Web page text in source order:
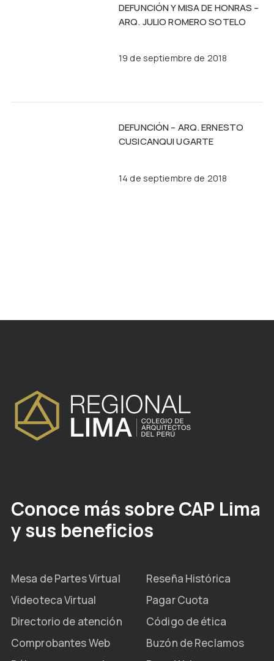
DEFUNCIÓN Y MISA DE HONRAS –
ARQ. JULIO ROMERO SOTELO
19 de septiembre de 2018
DEFUNCIÓN – ARQ. ERNESTO
CUSICANQUI UGARTE
14 de septiembre de 2018
Conoce más sobre CAP Lima
y sus beneficios
Mesa de Partes Virtual
Reseña Histórica
Videoteca Virtual
Pagar Cuota
Directorio de atención
Código de ética
Comprobantes Web
Buzón de Reclamos